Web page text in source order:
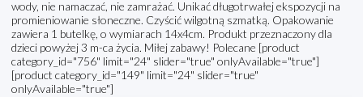
wody, nie namaczać, nie zamrażać. Unikać długotrwałej ekspozycji na
promieniowanie słoneczne. Czyścić wilgotną szmatką. Opakowanie
zawiera 1 butelkę, o wymiarach 14x4cm. Produkt przeznaczony dla
dzieci powyżej 3 m-ca życia. Miłej zabawy! Polecane [product
category_id="756" limit="24" slider="true" onlyAvailable="true"]
[product category_id="149" limit="24" slider="true"
onlyAvailable="true"]